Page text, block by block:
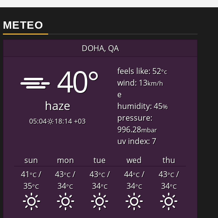
METEO
DOHA, QA
40°
haze
05:04 18:14 +03
feels like: 52°c
wind: 13km/h
e
humidity: 45%
pressure:
996.28mbar
uv index: 7
sun
mon tue wed
thu
41°C/
35°C
43°C/
34°C
43°C/
34°C
44°C/
34°C
43°C/
34°C